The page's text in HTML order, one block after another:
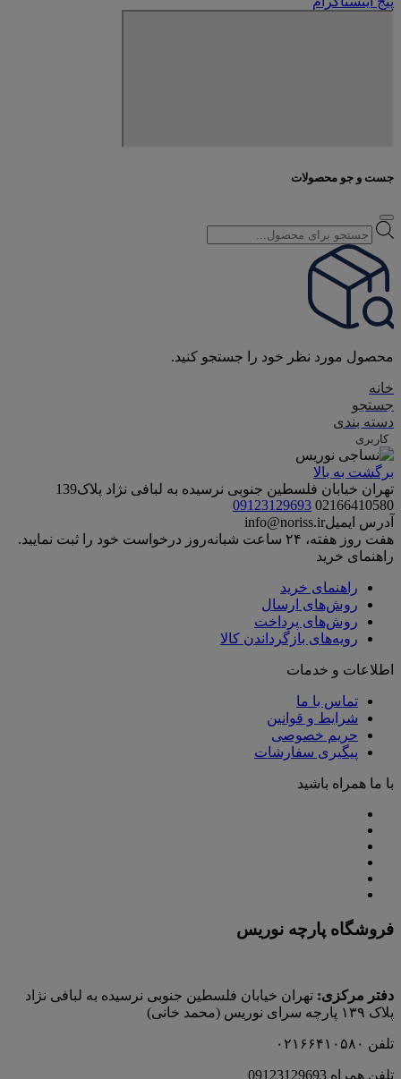
جست و جو محصولات
Products
search
محصول مورد نظر خود را جستجو کنید.
خانه
جستجو
دسته بندی
کاربری
برگشت به بالا
تهران خیابان فلسطین جنوبی نرسیده به لبافی نژاد پلاک139
02166410580
09123129693
آدرس ایمیلinfo@noriss.ir
هفت روز هفته، ۲۴ ساعت شبانه‌روز درخواست خود را ثبت نمایید.
راهنمای خرید
راهنمای خرید
روش‌های ارسال
روش‌های پرداخت
رویه‌های بازگرداندن کالا
اطلاعات و خدمات
تماس با ما
شرایط و قوانین
حریم خصوصی
پیگیری سفارشات
با ما همراه باشید
فروشگاه پارچه نوریس
دفتر مرکزی: تهران خیابان فلسطین جنوبی نرسیده به لبافی نژاد
پلاک ۱۳۹ پارچه‌ سرای نوريس (محمد خانی)
تلفن ۰۲۱۶۶۴۱۰۵۸۰
تلفن همراه 09123129693